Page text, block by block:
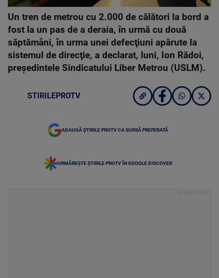
Un tren de metrou cu 2.000 de călători la bord a
fost la un pas de a deraia, în urmă cu două
săptămâni, în urma unei defecţiuni apărute la
sistemul de direcţie, a declarat, luni, Ion Rădoi,
preşedintele Sindicatului Liber Metrou (USLM).
STIRILEPROTV
ADAUGĂ ȘTIRILE PROTV CA SURSĂ PREFERATĂ
URMĂREȘTE ȘTIRILE PROTV ÎN GOOGLE DISCOVER